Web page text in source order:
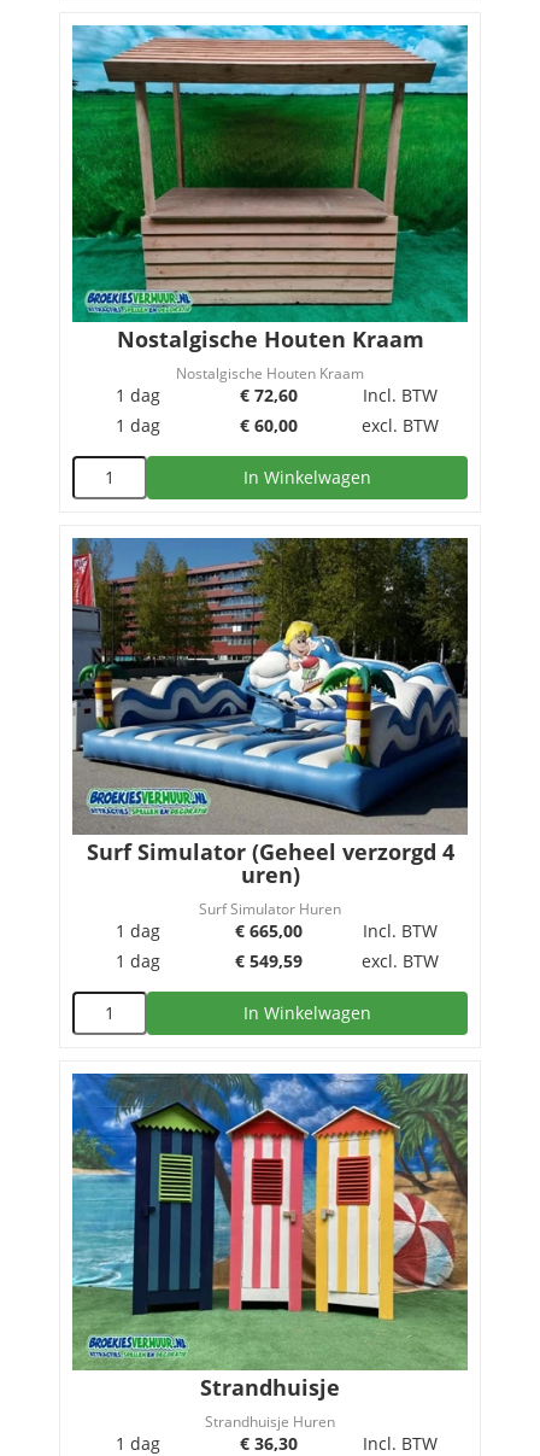
Nostalgische Houten Kraam
Nostalgische Houten Kraam
1 dag € 72,60
Incl. BTW
1 dag
€ 60,00 excl. BTW
In Winkelwagen
Surf Simulator (Geheel verzorgd 4
uren)
Surf Simulator Huren
1 dag € 665,00
Incl. BTW
1 dag
€ 549,59 excl. BTW
In Winkelwagen
Strandhuisje
Strandhuisje Huren
1 dag € 36,30
Incl. BTW